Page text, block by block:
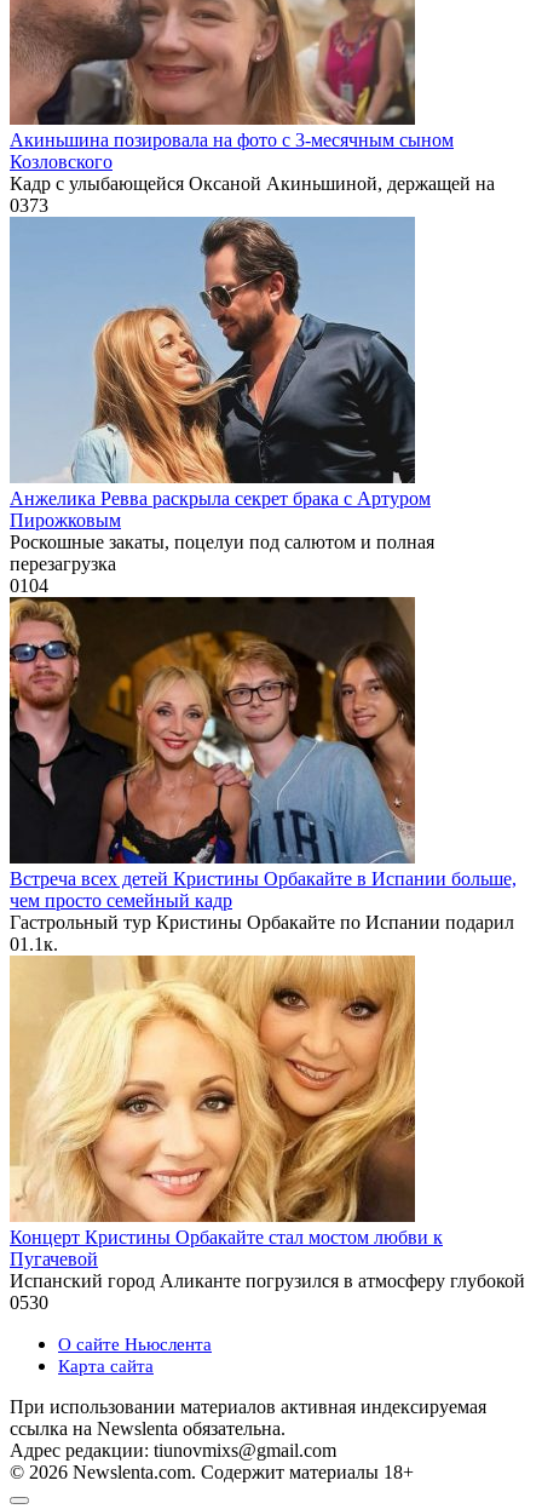
Акиньшина позировала на фото с 3-месячным сыном
Козловского
Кадр с улыбающейся Оксаной Акиньшиной, держащей на
0373
Анжелика Ревва раскрыла секрет брака с Артуром
Пирожковым
Роскошные закаты, поцелуи под салютом и полная
перезагрузка
0104
Встреча всех детей Кристины Орбакайте в Испании больше,
чем просто семейный кадр
Гастрольный тур Кристины Орбакайте по Испании подарил
01.1к.
Концерт Кристины Орбакайте стал мостом любви к
Пугачевой
Испанский город Аликанте погрузился в атмосферу глубокой
0530
О сайте Ньюслента
Карта сайта
При использовании материалов активная индексируемая
ссылка на Newslenta обязательна.
Адрес редакции: tiunovmixs@gmail.com
© 2026 Newslenta.com. Содержит материалы 18+